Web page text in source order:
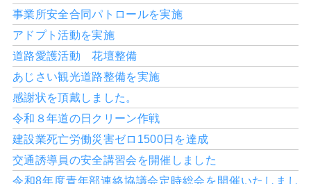
事業所安全合同パトロールを実施
アドプト活動を実施
道路愛護活動 花壇整備
あじさい観光道路整備を実施
感謝状を頂戴しました。
令和８年道の日クリーン作戦
建設業死亡労働災害ゼロ1500日を達成
交通誘導員の安全講習会を開催しました
令和8年度青年部連絡協議会定時総会を開催いたしまし